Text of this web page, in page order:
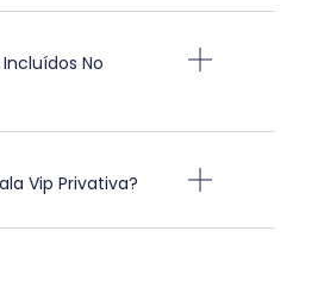
No
Vip Privativa?